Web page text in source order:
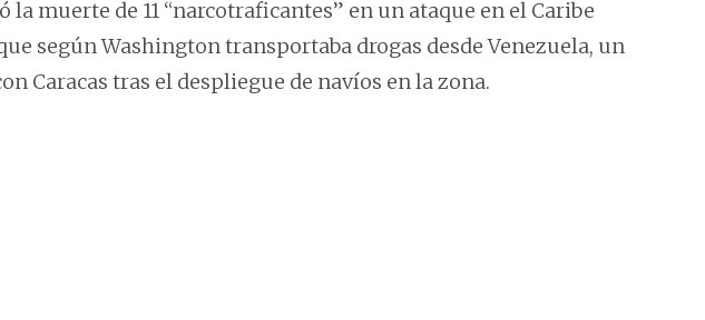
muerte de 11 “narcotraficantes” en un ataque en el Caribe
según Washington transportaba drogas desde Venezuela, un
Caracas tras el despliegue de navíos en la zona.